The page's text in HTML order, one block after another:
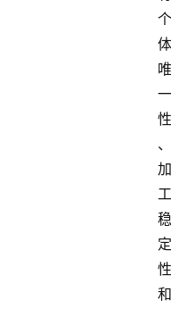
个
体
唯
一
性
、
加
工
稳
定
性
和